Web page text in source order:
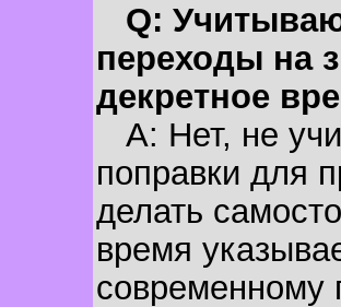
Q:
переходы на
декретное
A: Нет, не
поправки для
делать
время
современному